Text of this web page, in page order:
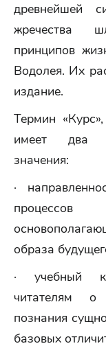
древнейшей
жречества
принципов
Водолея. Их
издание.
Термин
имеет два
значения:
·
образа
· учебный
читателям о
познания
базовых